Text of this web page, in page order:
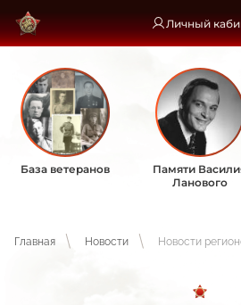
Личный
База ветеранов
Памяти
Ланового
Главная Новости Новости